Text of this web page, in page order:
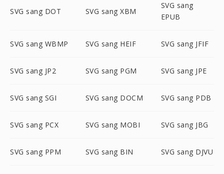
SVG sang DOT SVG sang XBM
SVG sang
EPUB
SVG sang WBMP SVG sang HEIF SVG sang JFIF
SVG sang JP2 SVG sang PGM SVG sang JPE
SVG sang SGI SVG sang DOCM SVG sang PDB
SVG sang PCX SVG sang MOBI SVG sang JBG
SVG sang PPM SVG sang BIN SVG sang DJVU